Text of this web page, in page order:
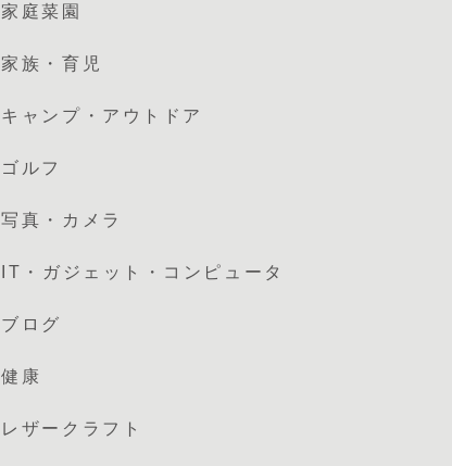
家庭菜園
家族・育児
キャンプ・アウトドア
ゴルフ
写真・カメラ
IT・ガジェット・コンピュータ
ブログ
健康
レザークラフト